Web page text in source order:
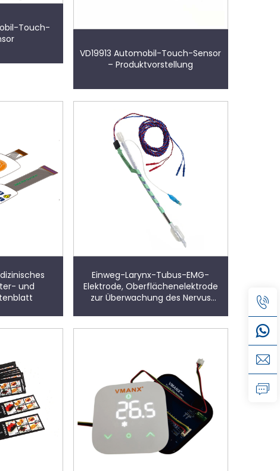
Touch-
VD19913 Automobil-Touch-Sensor
– Produktvorstellung
und
Einweg-Larynx-Tubus-EMG-
Elektrode, Oberflächenelektrode
zur Überwachung des Nervus